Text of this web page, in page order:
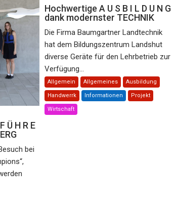
Ü H R E
bei
Hochwertige A U S B I L D U N G
dank modernster TECHNIK
Die Firma Baumgartner Landtechnik
hat dem Bildungszentrum Landshut
diverse Geräte für den Lehrbetrieb zur
Verfügung...
Allgemein Allgemeines Ausbildung
Handwerrk Informationen Projekt
Wirtschaft